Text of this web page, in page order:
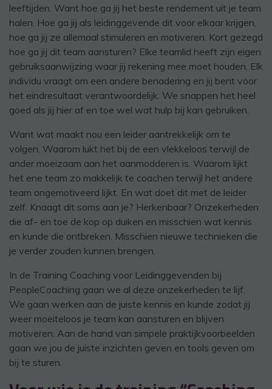
leeftijden. Want hoe ga jij het beste rendement uit je team
halen. Hoe ga jij als leidinggevende dit voor elkaar krijgen,
hoe ga jij ze allemaal stimuleren en motiveren. Kort gezegd
hoe ga jij dit team aansturen? Elke teamlid heeft zijn eigen
gebruiksaanwijzing waar jij rekening mee moet houden. Elk
individu vraagt om een andere benadering en jij bent voor
het eindresultaat verantwoordelijk. We snappen het heel
goed als jij hier af en toe wel wat hulp bij kan gebruiken.
Want wat maakt nou een leider aantrekkelijk om te
volgen. Waarom lukt het bij de een vlekkeloos terwijl de
ander moeizaam aan het aanmodderen is. Waarom lijkt
het ene team zo makkelijk te coachen terwijl het andere
team ongemotiveerd lijkt. En wat doet dit met de leider
zelf. Knaagt dit soms aan je? Herkenbaar? Onzekerheden
die af- en toe de kop op duiken en misschien wat kennis
en kunde die ontbreken. Misschien nieuwe technieken die
je verder zouden kunnen brengen.
In de Training Coaching voor Leidinggevenden bij
PeopleCoaching gaan we al deze onzekerheden te lijf.
We gaan werken aan de juiste kennis en kunde zodat jij
weer moeiteloos je team kan aansturen en blijven
motiveren. Aan de hand van simpele praktijkvoorbeelden
gaan we jou de juiste inzichten geven en tools geven om
bij te sturen.